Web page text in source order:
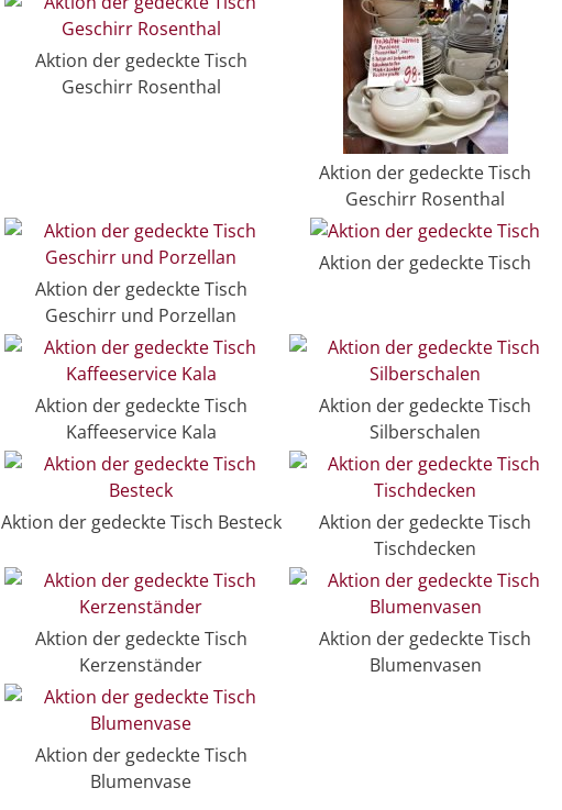
Aktion der gedeckte Tisch
Geschirr Rosenthal
Aktion der gedeckte Tisch
Geschirr Rosenthal
Aktion der gedeckte Tisch
Geschirr und Porzellan
Aktion der gedeckte Tisch
Aktion der gedeckte Tisch
Kaffeeservice Kala
Aktion der gedeckte Tisch
Silberschalen
Aktion der gedeckte Tisch Besteck
Aktion der gedeckte Tisch
Tischdecken
Aktion der gedeckte Tisch
Kerzenständer
Aktion der gedeckte Tisch
Blumenvasen
Aktion der gedeckte Tisch
Blumenvase